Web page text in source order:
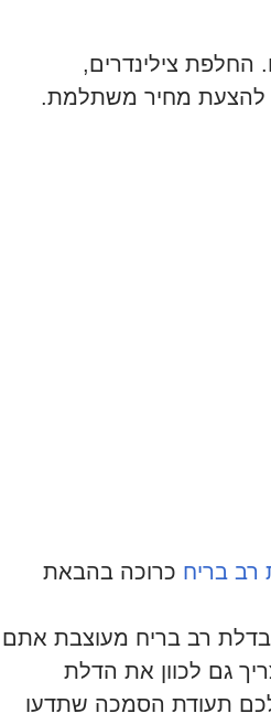
להצעת מחיר משתלמת.
רב בריח כרוכה בהבאת
בדלת רב בריח מעוצבת אתם
גם לכוון את הדלת
תעודת הסמכה שתדעו